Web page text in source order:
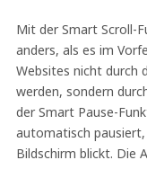
Mit der Smart Scroll-
anders, als es im
Websites nicht durch
werden, sondern
der Smart Pause-
automatisch
Bildschirm blickt. Die